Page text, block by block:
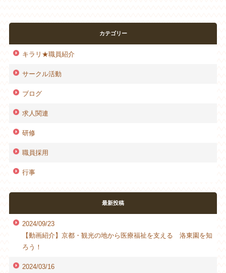
カテゴリー
キラリ★職員紹介
サークル活動
ブログ
求人関連
研修
職員採用
行事
最新投稿
2024/09/23
【動画紹介】京都・観光の地から医療福祉を支える 洛東園を知
ろう！
2024/03/16